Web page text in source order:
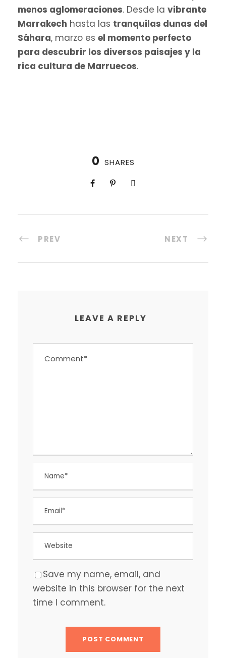
menos aglomeraciones. Desde la vibrante
Marrakech hasta las tranquilas dunas del
Sáhara, marzo es el momento perfecto
para descubrir los diversos paisajes y la
rica cultura de Marruecos.
0 SHARES
PREV NEXT
LEAVE A REPLY
Save my name, email, and
website in this browser for the next
time I comment.